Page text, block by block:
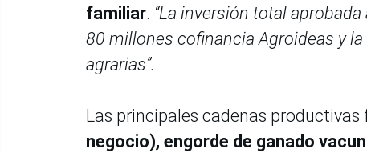
familiar. “La inversión total
80 millones cofinancia Agroideas y
agrarias”.
Las principales cadenas
negocio), engorde de ganado